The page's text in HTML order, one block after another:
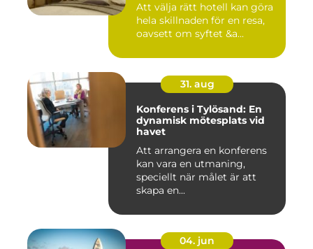
Att välja rätt hotell kan göra
hela skillnaden för en resa,
oavsett om syftet &a...
31. aug
Konferens i Tylösand: En
dynamisk mötesplats vid
havet
Att arrangera en konferens
kan vara en utmaning,
speciellt när målet är att
skapa en...
04. jun